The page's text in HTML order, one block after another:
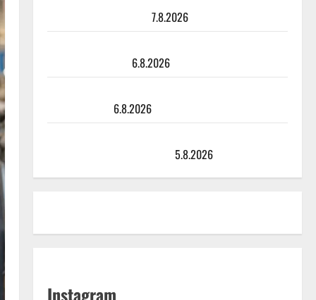
7.8.2026
6.8.2026
6.8.2026
5.8.2026
Instagram